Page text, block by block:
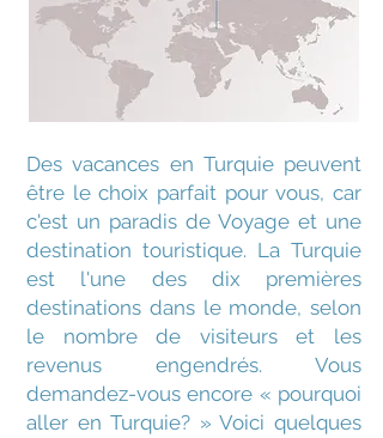
Des vacances en Turquie peuvent
être le choix parfait pour vous, car
c'est un paradis de Voyage et une
destination touristique. La Turquie
est l'une des dix premières
destinations dans le monde, selon
le nombre de visiteurs et les
revenus engendrés. Vous
demandez-vous encore « pourquoi
aller en Turquie? » Voici quelques